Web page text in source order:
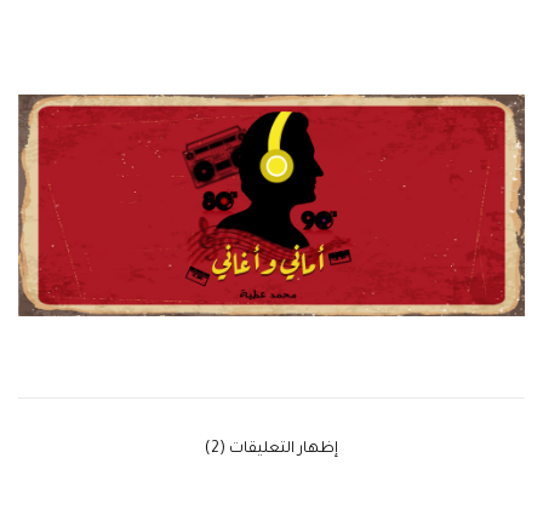
‫إظهار التعليقات (2)